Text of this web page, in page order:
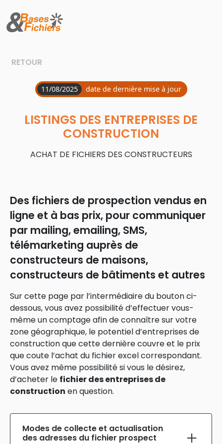
11/08/2025 date de dernière mise à jour
LISTINGS DES ENTREPRISES DE
CONSTRUCTION
ACHAT DE FICHIERS DES CONSTRUCTEURS
RETOUR
Des fichiers de prospection vendus en
ligne et à bas prix, pour communiquer
par mailing, emailing, SMS,
télémarketing auprès de
constructeurs de maisons,
constructeurs de bâtiments et autres
Sur cette page par l’intermédiaire du bouton ci-
dessous, vous avez possibilité d’effectuer vous-
même un comptage afin de connaître sur votre
zone géographique, le potentiel d’entreprises de
construction que cette dernière couvre et le prix
que coute l’achat du fichier excel correspondant.
Vous avez même possibilité si vous le désirez,
d’acheter le fichier des entreprises de
construction en question.
Modes de collecte et actualisation
des adresses du fichier prospect